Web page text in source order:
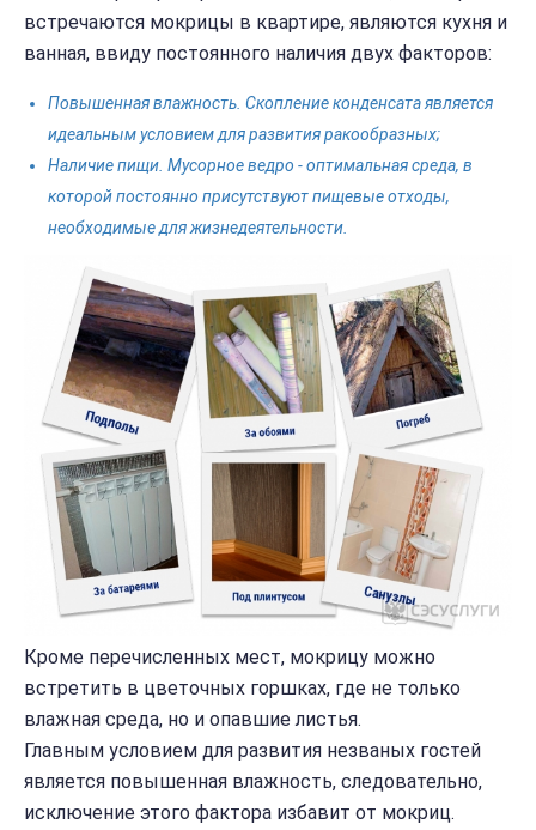
встречаются мокрицы в квартире, являются кухня и
ванная, ввиду постоянного наличия двух факторов:
Повышенная влажность. Скопление конденсата является
идеальным условием для развития ракообразных;
Наличие пищи. Мусорное ведро - оптимальная среда, в
которой постоянно присутствуют пищевые отходы,
необходимые для жизнедеятельности.
Кроме перечисленных мест, мокрицу можно
встретить в цветочных горшках, где не только
влажная среда, но и опавшие листья.
Главным условием для развития незваных гостей
является повышенная влажность, следовательно,
исключение этого фактора избавит от мокриц.